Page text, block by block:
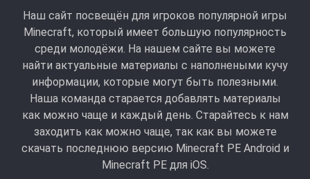
Наш сайт посвещён для игроков популярной игры
Minecraft, который имеет большую популярность
среди молодёжи. На нашем сайте вы можете
найти актуальные материалы с наполнеными кучу
информации, которые могут быть полезными.
Наша команда старается добавлять материалы
как можно чаще и каждый день. Старайтесь к нам
заходить как можно чаще, так как вы можете
скачать последнюю версию Minecraft PE Android и
Minecraft РЕ для iOS.